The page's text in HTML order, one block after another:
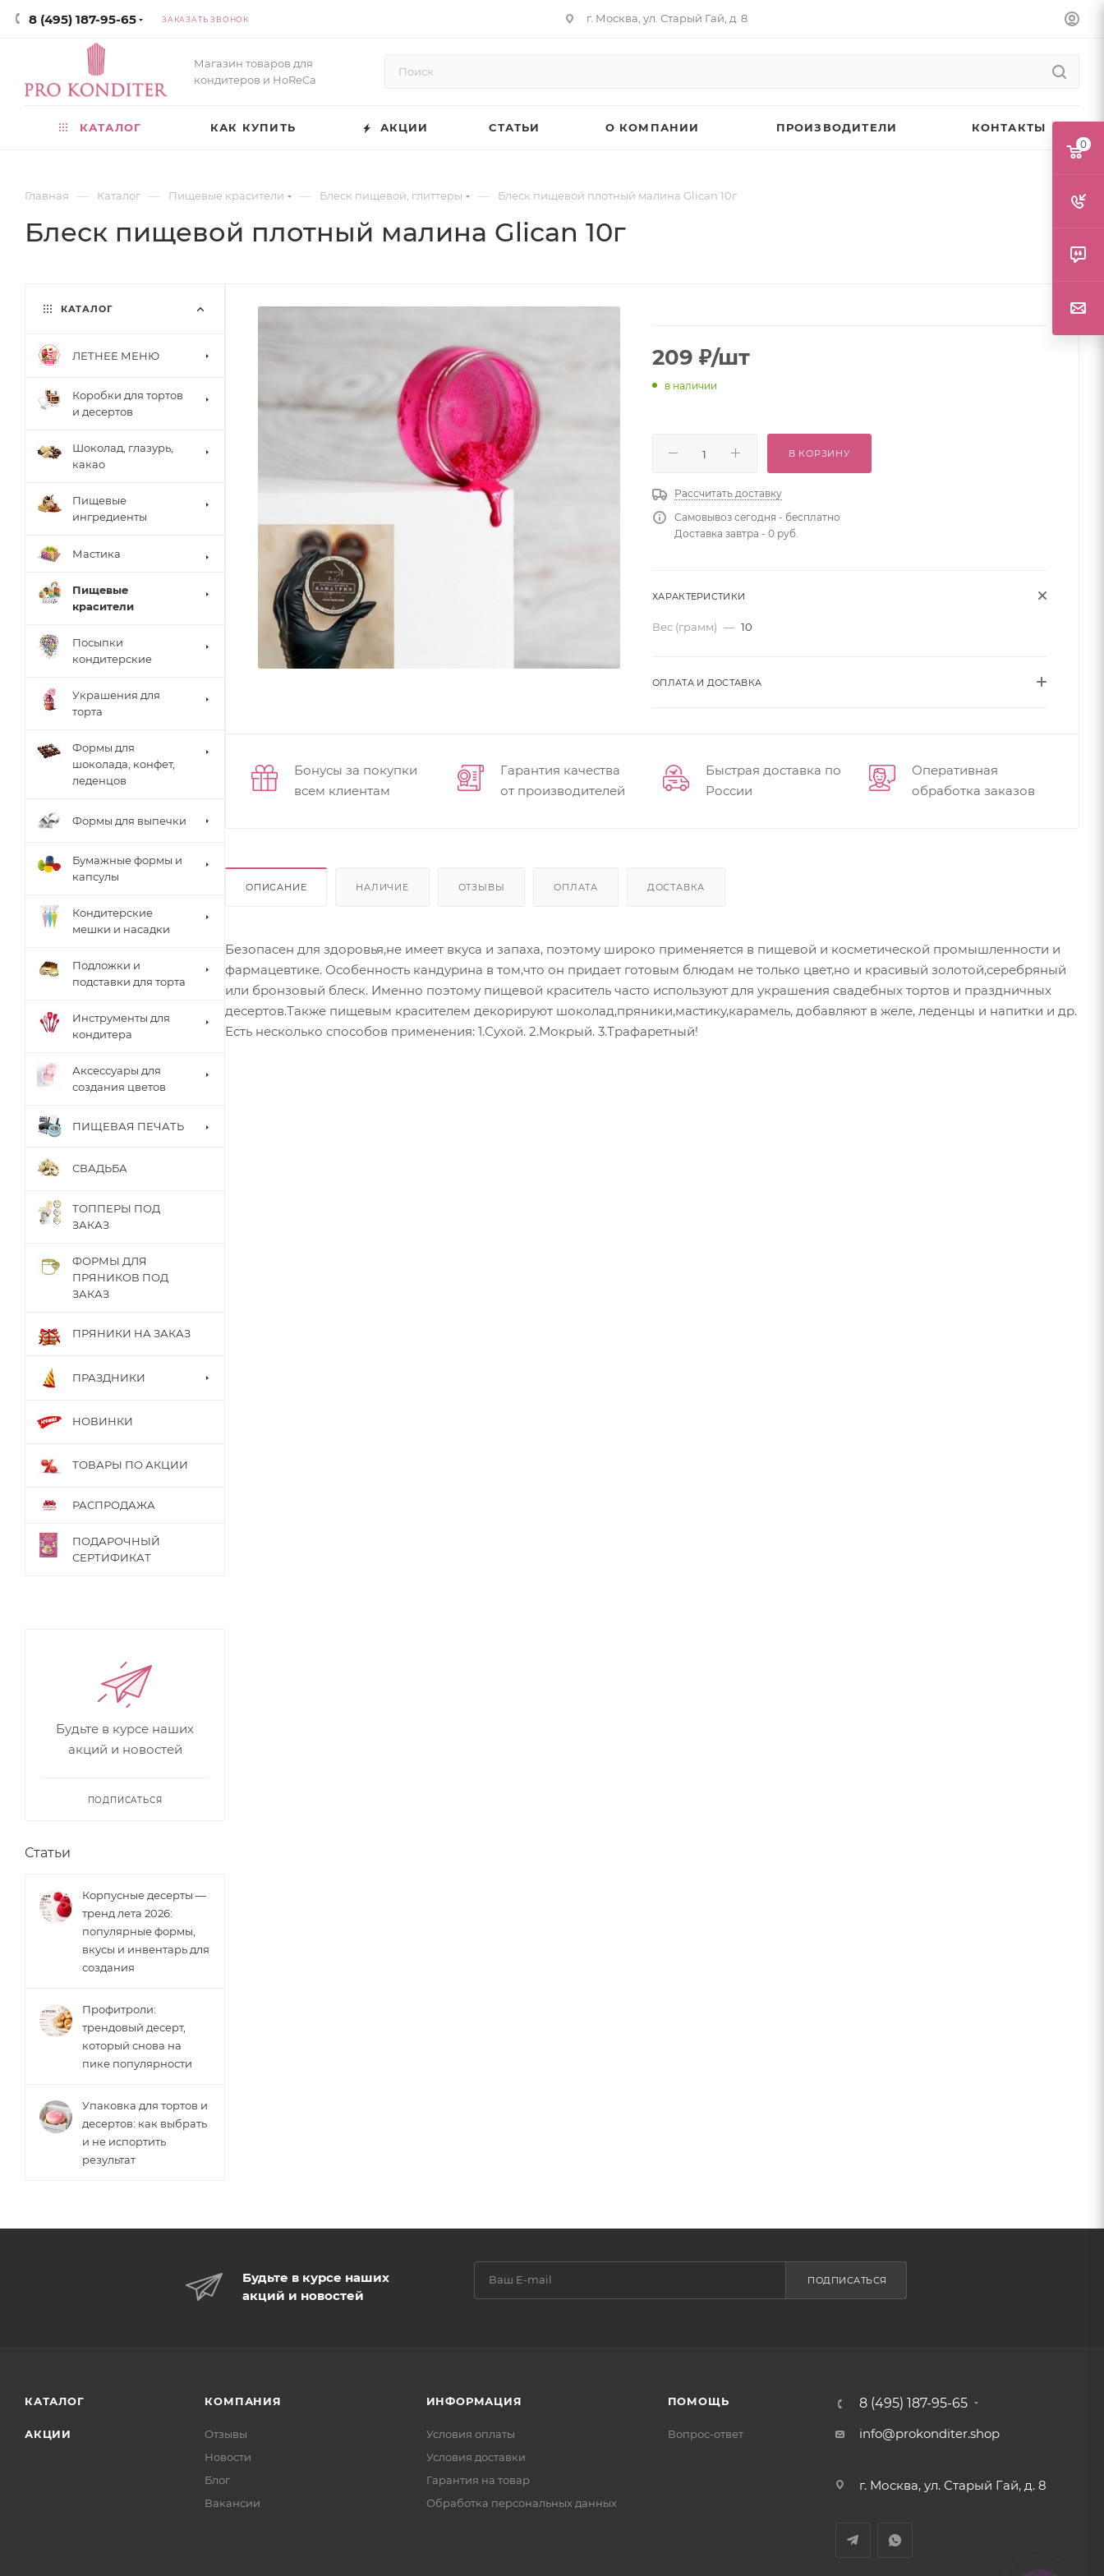
8 (495) 187-95-65 ЗАКАЗАТЬ ЗВОНОК г. Москва, ул. Старый Гай, д. 8
Магазин товаров для
кондитеров и HoReCa
КАТАЛОГ КАК КУПИТЬ АКЦИИ СТАТЬИ О КОМПАНИИ ПРОИЗВОДИТЕЛИ КОНТАКТЫ
Главная — Каталог — Пищевые красители — Блеск пищевой, глиттеры — Блеск пищевой плотный малина Glican 10г
Блеск пищевой плотный малина Glican 10г
209 ₽/шт
в наличии
В КОРЗИНУ
Рассчитать доставку
Самовывоз сегодня - бесплатно
Доставка завтра - 0 руб.
ХАРАКТЕРИСТИКИ
Вес (грамм) — 10
ОПЛАТА И ДОСТАВКА
Бонусы за покупки
всем клиентам
Гарантия качества
от производителей
Быстрая доставка по
России
Оперативная
обработка заказов
ОПИСАНИЕ НАЛИЧИЕ ОТЗЫВЫ ОПЛАТА ДОСТАВКА
Безопасен для здоровья,не имеет вкуса и запаха, поэтому широко применяется в пищевой и косметической промышленности и
фармацевтике. Особенность кандурина в том,что он придает готовым блюдам не только цвет,но и красивый золотой,серебряный
или бронзовый блеск. Именно поэтому пищевой краситель часто используют для украшения свадебных тортов и праздничных
десертов.Также пищевым красителем декорируют шоколад,пряники,мастику,карамель, добавляют в желе, леденцы и напитки и др.
Есть несколько способов применения: 1.Сухой. 2.Мокрый. 3.Трафаретный!
КАТАЛОГ
ЛЕТНЕЕ МЕНЮ
Коробки для тортов
и десертов
Шоколад, глазурь,
какао
Пищевые
ингредиенты
Мастика
Пищевые
красители
Посыпки
кондитерские
Украшения для
торта
Формы для
шоколада, конфет,
леденцов
Формы для выпечки
Бумажные формы и
капсулы
Кондитерские
мешки и насадки
Подложки и
подставки для торта
Инструменты для
кондитера
Аксессуары для
создания цветов
ПИЩЕВАЯ ПЕЧАТЬ
СВАДЬБА
ТОППЕРЫ ПОД
ЗАКАЗ
ФОРМЫ ДЛЯ
ПРЯНИКОВ ПОД
ЗАКАЗ
ПРЯНИКИ НА ЗАКАЗ
ПРАЗДНИКИ
НОВИНКИ
ТОВАРЫ ПО АКЦИИ
РАСПРОДАЖА
ПОДАРОЧНЫЙ
СЕРТИФИКАТ
Будьте в курсе наших
акций и новостей
ПОДПИСАТЬСЯ
Статьи
Корпусные десерты —
тренд лета 2026:
популярные формы,
вкусы и инвентарь для
создания
Профитроли:
трендовый десерт,
который снова на
пике популярности
Упаковка для тортов и
десертов: как выбрать
и не испортить
результат
Будьте в курсе наших
акций и новостей
ПОДПИСАТЬСЯ
КАТАЛОГ
АКЦИИ
КОМПАНИЯ
Отзывы
Новости
Блог
Вакансии
ИНФОРМАЦИЯ
Условия оплаты
Условия доставки
Гарантия на товар
Обработка персональных данных
ПОМОЩЬ
Вопрос-ответ
8 (495) 187-95-65
info@prokonditer.shop
г. Москва, ул. Старый Гай, д. 8
0